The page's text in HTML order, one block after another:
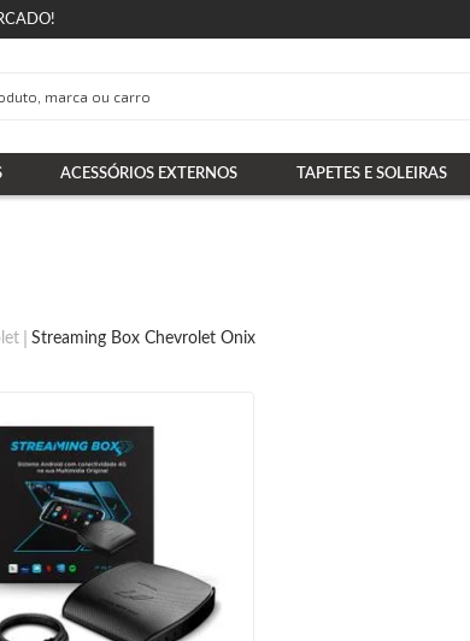
ACESSÓRIOS EXTERNOS TAPETES E SOLEIRAS
Streaming Box Chevrolet Onix